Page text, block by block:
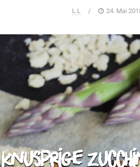
L L / 24. Mai
knusprige